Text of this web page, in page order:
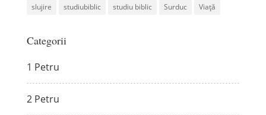
slujire
studiubiblic studiu biblic Surduc Viață
Categorii
1 Petru
2 Petru